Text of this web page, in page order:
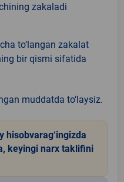
zakaladi
to‘langan zakalat
bir qismi sifatida
muddatda to‘laysiz.
hisobvarag‘ingizda
keyingi narx taklifini